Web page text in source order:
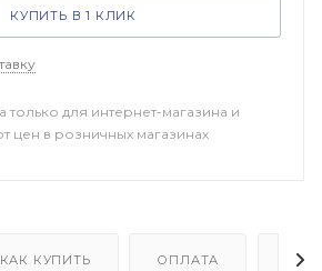
КУПИТЬ В 1 КЛИК
только для интернет-магазина и
цен в розничных магазинах
КАК КУПИТЬ ОПЛАТА